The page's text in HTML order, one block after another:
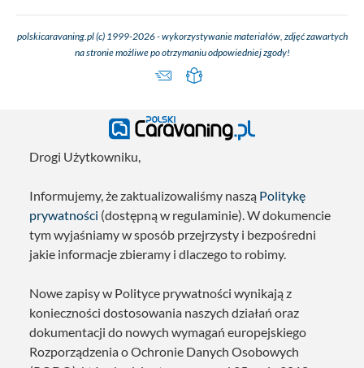
polskicaravaning.pl (c) 1999-2026 - wykorzystywanie materiałów, zdjęć zawartych
na stronie możliwe po otrzymaniu odpowiedniej zgody!
Drogi Użytkowniku,
Informujemy, że zaktualizowaliśmy naszą Politykę
prywatności (dostępną w regulaminie). W dokumencie
tym wyjaśniamy w sposób przejrzysty i bezpośredni
jakie informacje zbieramy i dlaczego to robimy.
Nowe zapisy w Polityce prywatności wynikają z
konieczności dostosowania naszych działań oraz
dokumentacji do nowych wymagań europejskiego
Rozporządzenia o Ochronie Danych Osobowych